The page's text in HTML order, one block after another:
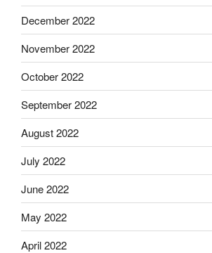
December 2022
November 2022
October 2022
September 2022
August 2022
July 2022
June 2022
May 2022
April 2022